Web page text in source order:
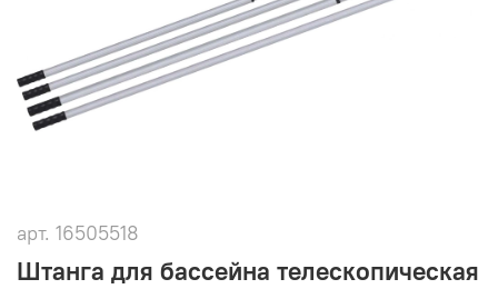
арт. 16505518
Штанга для бассейна телескопическая